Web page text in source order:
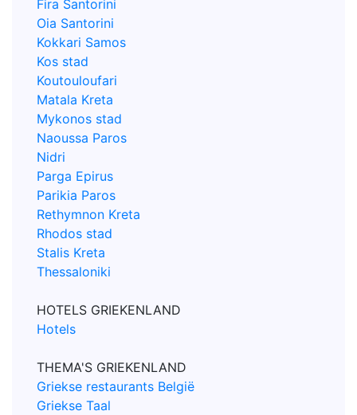
Fira Santorini
Oia Santorini
Kokkari Samos
Kos stad
Koutouloufari
Matala Kreta
Mykonos stad
Naoussa Paros
Nidri
Parga Epirus
Parikia Paros
Rethymnon Kreta
Rhodos stad
Stalis Kreta
Thessaloniki
HOTELS GRIEKENLAND
Hotels
THEMA'S GRIEKENLAND
Griekse restaurants België
Griekse Taal